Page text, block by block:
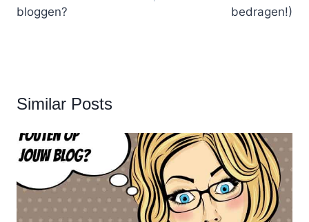
bloggen? bedragen!)
Similar Posts